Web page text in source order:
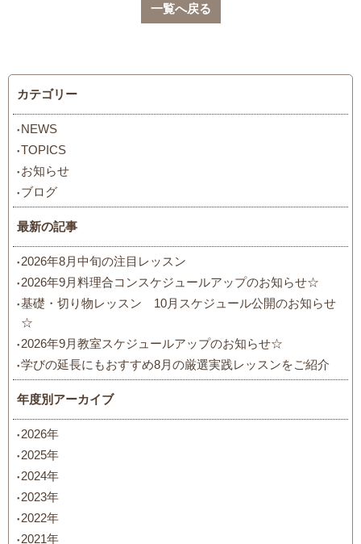
一覧へ戻る
カテゴリー
NEWS
TOPICS
お知らせ
ブログ
最新の記事
2026年8月中旬の注目レッスン
2026年9月料理合コンスケジュールアップのお知らせ☆
基礎・切り物レッスン 10月スケジュール公開のお知らせ
☆
2026年9月教室スケジュールアップのお知らせ☆
学びの延長にもおすすめ8月の厳選実践レッスンをご紹介
年度別アーカイブ
2026年
2025年
2024年
2023年
2022年
2021年